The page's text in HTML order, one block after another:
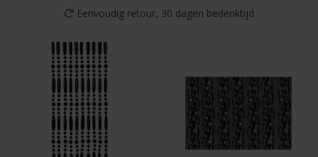
Eenvoudig retour, 30 dagen bedenktijd